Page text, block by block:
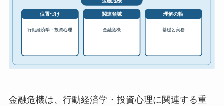
金融危機は、行動経済学・投資心理に関連する重